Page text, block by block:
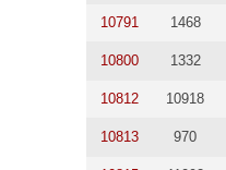
10791 1468
10800 1332
10812 10918
10813 970